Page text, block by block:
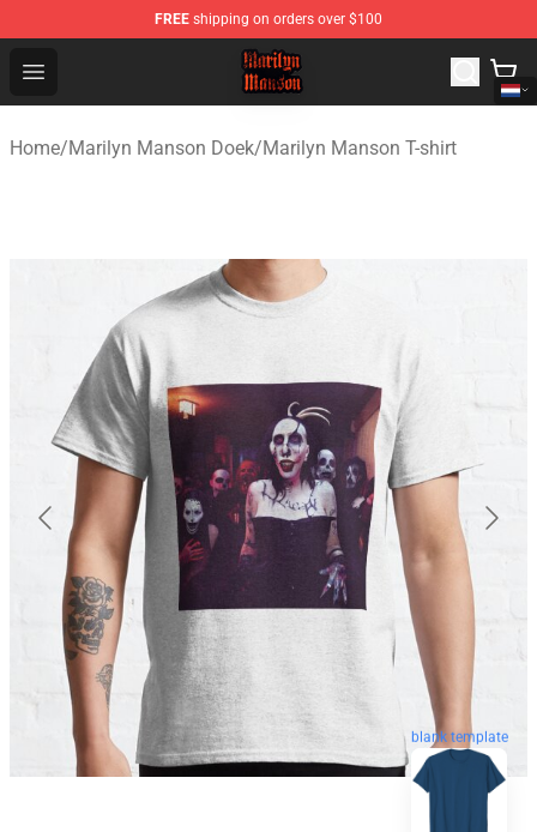
FREE shipping on orders over $100
Open menu
Marilyn Manson Shop - Official Marilyn Manson
Home/Marilyn Manson Doek/Marilyn Manson T-shirt
blank template